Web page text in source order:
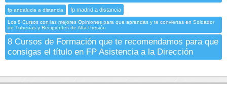
fp andalucia a distancia fp madrid a distancia
Los 8 Cursos con las mejores Opiniones para que aprendas y te conviertas en Soldador
de Tuberías y Recipientes de Alta Presión
8 Cursos de Formación que te recomendamos para que
consigas el título en FP Asistencia a la Dirección